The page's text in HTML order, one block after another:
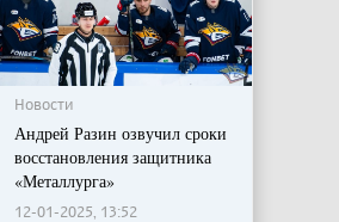
Новости
Андрей Разин озвучил сроки
восстановления защитника
«Металлурга»
12-01-2025, 13:52